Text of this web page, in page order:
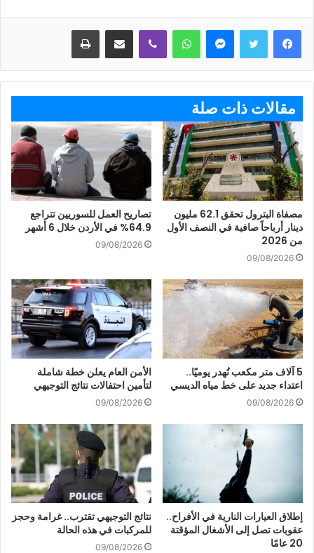
ماسنجر واتساب ڤايبر مشاركة عبر البريد طباعة
مقالات ذات صلة
مصفاة البترول تحقق 62.1 مليون
دينار أرباحاً صافية في النصف الأول
من 2026
09/08/2026
تصاريح العمل للسوريين تتراجع
64.9% في الأردن خلال 6 أشهر
09/08/2026
5 آلاف متر مكعب تُهدر يوميًا..
اعتداء جديد على خط مياه الديسي
09/08/2026
الأمن العام يعلن خطة شاملة
لتأمين احتفالات نتائج التوجيهي
09/08/2026
إطلاق العيارات النارية في الأفراح..
عقوبات تصل إلى الأشغال المؤقتة
20 عامًا
نتائج التوجيهي تقترب.. غرامة وحجز
للمركبات في هذه الحالة
09/08/2026